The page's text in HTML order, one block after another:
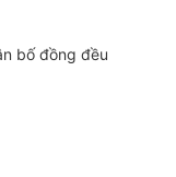
bố đồng đều